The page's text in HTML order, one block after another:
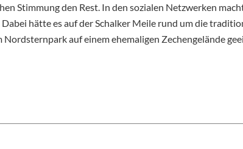
Stimmung den Rest. In den sozialen Netzwerken
Dabei hätte es auf der Schalker Meile rund um die
Nordsternpark auf einem ehemaligen Zechengelände